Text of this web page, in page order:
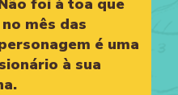
foi à toa que
mês das
é uma
à sua